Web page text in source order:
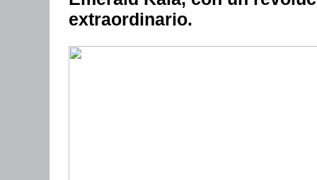
extraordinario.